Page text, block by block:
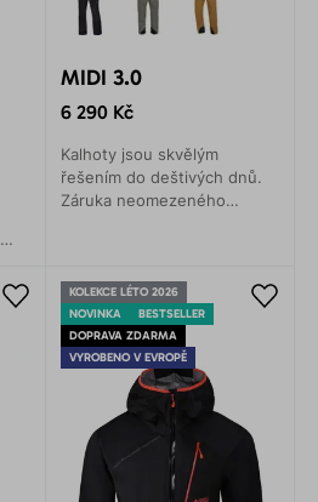
MIDI 3.0
6 290 Kč
Kalhoty jsou skvělým
řešením do deštivých dnů.
Záruka neomezeného
turistice nebo lezení.
KOLEKCE LÉTO 2026
NOVINKA
BESTSELLER
DOPRAVA ZDARMA
VYROBENO V EVROPĚ